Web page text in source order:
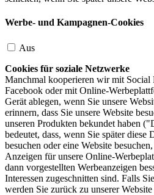
Werbe- und Kampagnen-Cookies
Aus
Cookies für soziale Netzwerke
Manchmal kooperieren wir mit Social
Facebook oder mit Online-
Gerät ablegen, wenn Sie unsere
erinnern, dass Sie unsere Website
unseren Produkten bekundet haben
bedeutet, dass, wenn Sie später diese
besuchen oder eine Website
Anzeigen für unsere Online-
dann vorgestellten Werbeanzeigen
Interessen zugeschnitten sind. Falls
werden Sie zurück zu unserer